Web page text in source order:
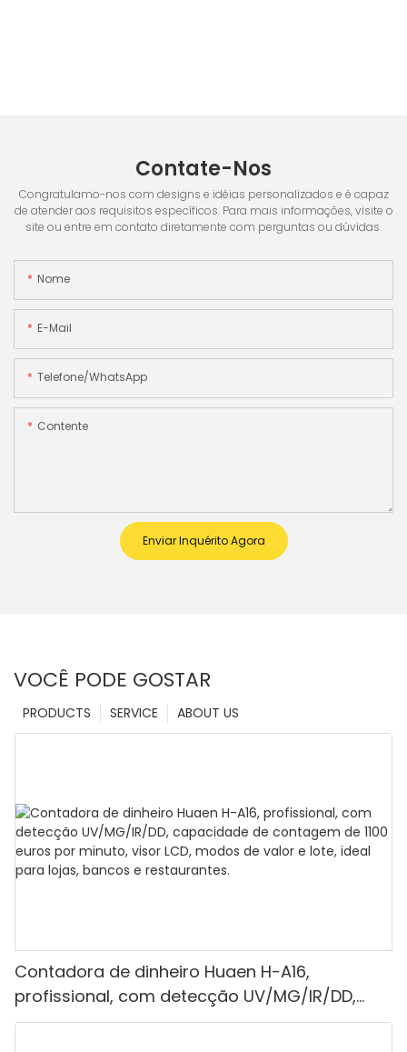
Contate-Nos
Congratulamo-nos com designs e idéias personalizados e é capaz
de atender aos requisitos específicos. Para mais informações, visite o
site ou entre em contato diretamente com perguntas ou dúvidas.
Nome
E-Mail
Telefone/WhatsApp
Contente
Enviar Inquérito Agora
VOCÊ PODE GOSTAR
ABOUT US
SERVICE
PRODUCTS
Contadora de dinheiro Huaen H-A16,
profissional, com detecção UV/MG/IR/DD,
capacidade de contagem de 1100 euros por